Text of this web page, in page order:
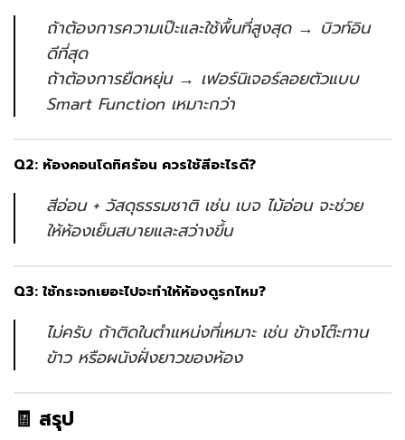
ถ้าต้องการความเป๊ะและใช้พื้นที่สูงสุด → บิวท์อิน
ดีที่สุด
ถ้าต้องการยืดหยุ่น → เฟอร์นิเจอร์ลอยตัวแบบ
Smart Function เหมาะกว่า
Q2: ห้องคอนโดทิศร้อน ควรใช้สีอะไรดี?
สีอ่อน + วัสดุธรรมชาติ เช่น เบจ ไม้อ่อน จะช่วย
ให้ห้องเย็นสบายและสว่างขึ้น
Q3: ใช้กระจกเยอะไปจะทำให้ห้องดูรกไหม?
ไม่ครับ ถ้าติดในตำแหน่งที่เหมาะ เช่น ข้างโต๊ะทาน
ข้าว หรือผนังฝั่งยาวของห้อง
🧾 สรุป